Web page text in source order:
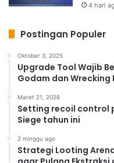
4 hari
Postingan Populer
Oktober 3, 2025
Upgrade Tool Wajib
Godam dan
Maret 21, 2026
Setting recoil control
Siege tahun ini
2 minggu ago
Strategi Looting